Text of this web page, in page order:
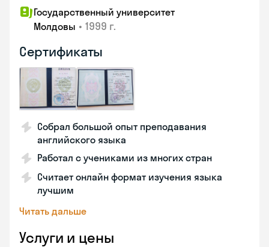
Государственный университет
Молдовы • 1999 г.
Сертификаты
Собрал большой опыт преподавания
английского языка
Работал с учениками из многих стран
Считает онлайн формат изучения языка
лучшим
Читать дальше
Услуги и цены